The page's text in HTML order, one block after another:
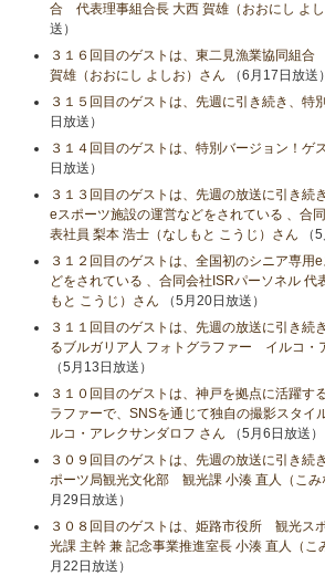
合 代表理事組合長 大西 賀雄（おおにし よ
送）
３１６回目のゲストは、東二見漁業協同組
賀雄（おおにし よしお）さん （6月17日放送）
３１５回目のゲストは、先週に引き続き、特
日放送）
３１４回目のゲストは、特別バージョン！ゲ
日放送）
３１３回目のゲストは、先週の放送に引き続
eスポーツ施設の運営などをされている 、合
表社員 梨本 浩士（なしもと こうじ）さん （
３１２回目のゲストは、全国初のシニア専用
どをされている 、合同会社ISRパーソネル 代
もと こうじ）さん （5月20日放送）
３１１回目のゲストは、先週の放送に引き続
るブルガリア人 フォトグラファー イルコ・
（5月13日放送）
３１０回目のゲストは、神戸を拠点に活躍す
ラファーで、SNSを通じて独自の撮影スタイ
ルコ・アレクサンダロフ さん （5月6日放送）
３０９回目のゲストは、先週の放送に引き
ポーツ局観光文化部 観光課 小湊 直人（こみ
月29日放送）
３０８回目のゲストは、姫路市役所 観光ス
光課 主幹 兼 記念事業推進室長 小湊 直人（こ
月22日放送）